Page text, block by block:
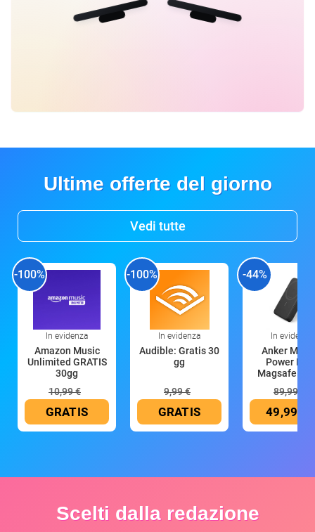
Ultime offerte del giorno
Vedi tutte
-100%
In evidenza
Amazon Music
Unlimited GRATIS
30gg
10,99 €
GRATIS
-100%
In evidenza
Audible: Gratis 30
gg
9,99 €
GRATIS
-44%
In evidenza
Anker
Power
Magsafe
89,99 €
49,99 €
Scelti dalla redazione